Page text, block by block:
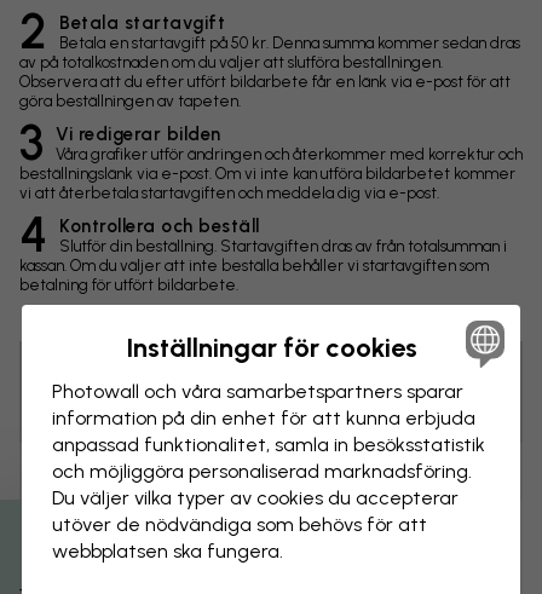
2 Betala startavgift
Betala en startavgift på 50 kr. Denna summa kommer sedan dras
av på totalkostnaden om du väljer att slutföra beställningen.
Observera att du efter utfört bildarbete får en länk via e-post för att
göra beställningen av tapeten.
3 Vi redigerar bilden
Våra grafiker utför ändringen och återkommer med korrektur och
beställningslänk via e-post. Om vi inte kan utföra bildarbetet kommer
vi att återbetala startavgiften och meddela dig via e-post.
4 Kontrollera och beställ
Slutför din beställning. Startavgiften dras av från totalsumman i
kassan. Om du väljer att inte beställa behåller vi startavgiften som
betalning för utfört bildarbete.
Ändringar
Storlek
Tips! Du kan klicka på bilden för att göra en markering och
skriva en kommentar.
Inställningar för cookies
Photowall och våra samarbets­partners sparar
information på din enhet för att kunna erbjuda
anpassad funktionalitet, samla in besöks­statistik
och möjliggöra personaliserad marknads­föring.
Du väljer vilka typer av cookies du accepterar
utöver de nödvändiga som behövs för att
webbplatsen ska fungera.